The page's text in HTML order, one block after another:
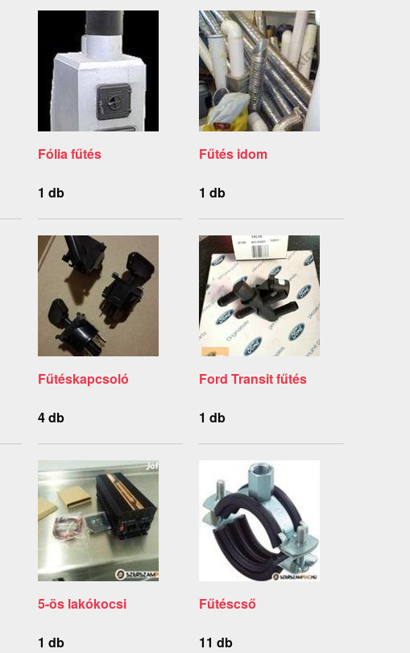
Fólia fűtés
1 db
Fűtés idom
1 db
Fűtéskapcsoló
4 db
Ford Transit fűtés
1 db
5-ös lakókocsi
1 db
Fűtéscső
11 db